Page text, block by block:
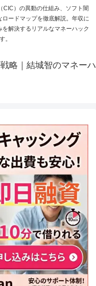
CIC）の異動の仕組み、ソフト闇
ードマップを徹底解説。年収に
解決するリアルなマネーハック
。
略｜結城智のマネーハ